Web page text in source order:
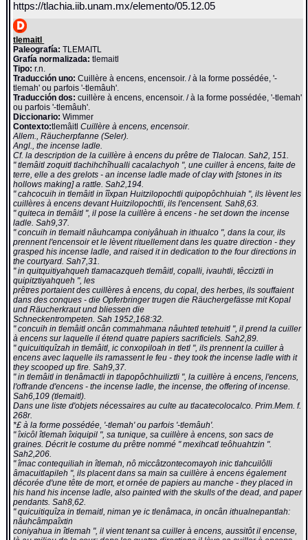
https://tlachia.iib.unam.mx/elemento/05.12.05
tlemaitl
Paleografía: TLEMAITL
Grafía normalizada: tlemaitl
Tipo: r.n.
Traducción uno: Cuillère à encens, encensoir. / à la forme possédée, '-
tlemah' ou parfois '-tlemâuh'.
Traducción dos: cuillère à encens, encensoir. / à la forme possédée, '-tlemah'
ou parfois '-tlemâuh'.
Diccionario:Wimmer
Contexto:tlemâitlCuillère à encens, encensoir.
Allem., Räucherpfanne (Seler).
Angl., the incense ladle.
Cf. la description de la cuillère à encens du prêtre de Tlalocan. Sah2, 151.
" tlemâitl zoquitl tlachihchîhualli cacalachyoh ", une cuiller à encens, faite de
terre, elle a des grelots - an incense ladle made of clay with [stones in its
hollows making] a rattle. Sah2,194.
" cahcocuih in tlemâitl in îîxpan Huitzilopochtli quipopôchhuiah ", ils lèvent les
cuillères à encens devant Huitzilopochtli, ils l'encensent. Sah8,63.
" quiteca in tlemâitl ", il pose la cuillère à encens - he set down the incense
ladle. Sah9,37.
" concuih in tlemaitl nâuhcampa coniyâhuah in ithualco ", dans la cour, ils
prennent l'encensoir et le lèvent rituellement dans les quatre direction - they
grasped his incense ladle, and raised it in dedication to the four directions in
the courtyard. Sah7,31.
" in quitquitiyahqueh tlamacazqueh tlemâitl, copalli, ivauhtli, têcciztli in
quipitztiyahqueh ", les
prêtres portaient des cuillères à encens, du copal, des herbes, ils souffaient
dans des conques - die Opferbringer trugen die Räuchergefässe mit Kopal
und Räucherkraut und bliessen die
Schneckentrompeten. Sah 1952,168:32.
" concuih in tlemâitl oncân commahmana nâuhtetl tetehuitl ", il prend la cuiller
à encens sur laquelle il étend quatre papiers sacrificiels. Sah2,89.
" quicuitiquîzah in tlemâitl, ic conxopiloah in tletl ", ils prennent la cuiller à
encens avec laquelle ils ramassent le feu - they took the incense ladle with it
they scooped up fire. Sah9,37.
" in tlemâitl in tlenâmactli in tlapopôchhuiliztli ", la cuillère à encens, l'encens,
l'offrande d'encens - the incense ladle, the incense, the offering of incense.
Sah6,109 (tlemaitl).
Dans une liste d'objets nécessaires au culte au tlacatecolocalco. Prim.Mem. f.
268r.
*£ à la forme possédée, '-tlemah' ou parfois '-tlemâuh'.
" îxicôl îtlemah îxiquipil ", sa tunique, sa cuillère à encens, son sacs de
graines. Décrit le costume du prêtre nommé " mexihcatl teôhuahtzin ".
Sah2,206.
" îmac contequiliah in îtlemah, nô miccâtzontecomayoh inic tlahcuilôlli
âmacuitlapileh ", ils placent dans sa main sa cuillère à encens également
décorée d'une tête de mort, et ornée de papiers au manche - they placed in
his hand his incense ladle, also painted with the skulls of the dead, and paper
pendants. Sah8,62.
" quicuitiquîza in tlemaitl, niman ye ic tlenâmaca, in oncân ithualnepantlah:
nâuhcâmpaîxtin
coniyahua in îtlemah ", il vient tenant sa cuiller à encens, aussitôt il encense,